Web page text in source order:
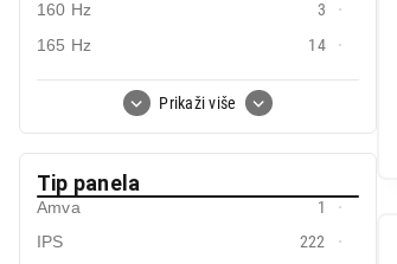
Prikaži više
160 Hz
3
165 Hz
14
170 Hz
2
180 Hz
44
200 Hz
220 Hz
1
240 Hz
29
Tip panela
Amva
1
IPS
222